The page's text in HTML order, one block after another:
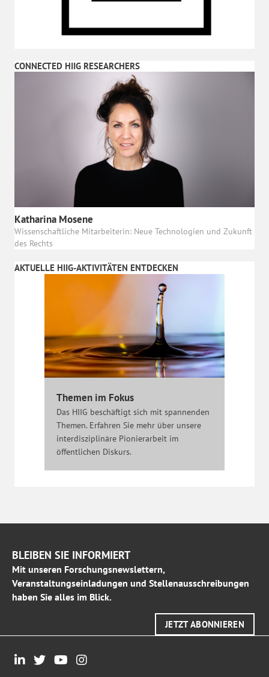
CONNECTED HIIG RESEARCHERS
Katharina Mosene
Wissenschaftliche Mitarbeiterin: Neue Technologien und Zukunft
des Rechts
AKTUELLE HIIG-AKTIVITÄTEN ENTDECKEN
Themen im Fokus
Das HIIG beschäftigt sich mit spannenden
Themen. Erfahren Sie mehr über unsere
interdisziplinäre Pionierarbeit im
öffentlichen Diskurs.
BLEIBEN SIE INFORMIERT
Mit unseren Forschungsnewslettern,
Veranstaltungseinladungen und Stellenausschreibungen
haben Sie alles im Blick.
JETZT ABONNIEREN